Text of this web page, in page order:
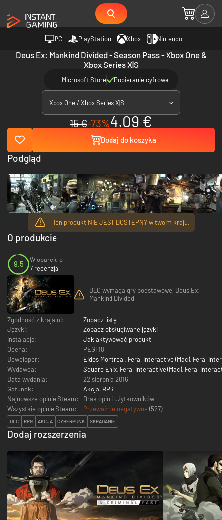
PC PlayStation Xbox Nintendo
Deus Ex: Mankind Divided - Season Pass - Xbox One &
Xbox Series X|S
Microsoft Store Pobieranie cyfrowe
Xbox One / Xbox Series X|S
15 €-73%4.09 €
Dodaj do koszyka
Ten produkt NIE JEST DOSTĘPNY w twoim kraju.
O produkcie
9.5
W oparciu o
7 recenzja
DLC wymaga gry podstawowej Deus Ex:
Mankind Divided
Zgodność z krajami:
Zobacz listę
Języki:
Zobacz obsługiwane języki
Instalacja:
Jak aktywować produkt
Ocena:
PEGI 18
Deweloper:
Eidos Montreal, Feral Interactive (Mac), Feral
Wydawca:
Square Enix, Feral Interactive (Mac), Feral
Data wydania:
22 sierpnia 2016
Gatunek:
Akcja, RPG
Najnowsze opinie Steam:
Brak opinii użytkowników
Wszystkie opinie Steam:
Przeważnie negatywne (527)
DLC RPG AKCJA CYBERPUNK SKRADANIE
Dodaj rozszerzenia
Podgląd